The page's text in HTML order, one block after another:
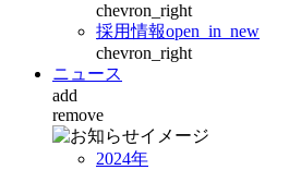
chevron_right
採用情報open_in_new
chevron_right
ニュース
add
remove
2024年